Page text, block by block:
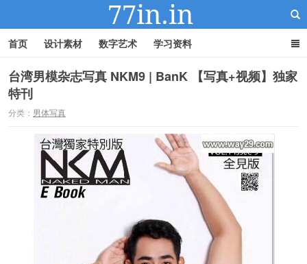
首页 设计素材 数字艺术 学习资料
台湾男模杂志写真 NKM9 | BanK 【写真+视频】独家
特刊
分类： 男体写真